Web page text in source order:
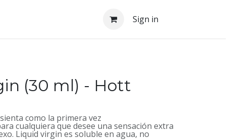
Sign in
(30 ml) - Hott
como la primera vez
cualquiera que desee una sensación extra
Liquid virgin es soluble en agua, no